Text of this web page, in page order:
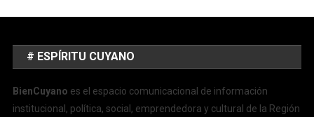
# ESPÍRITU CUYANO
BienCuyano es el espacio comunicacional de información
institucional, política, social, emprendedora y cultural de la Región